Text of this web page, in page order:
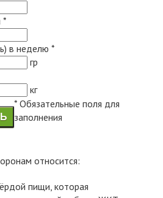
*
в неделю *
гр
кг
* Обязательные поля для
заполнения
относится:
пищи, которая